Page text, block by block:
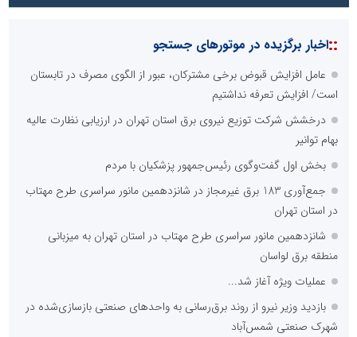
::اخبار برگزیده در موتورهای جستجو
عامل افزایش قبوض برخی مشترکان، عبور از الگوی مصرف در تابستان
است/ افزایش تعرفه نداشتیم
درخشش شرکت توزیع نیروی برق استان تهران در ارزیابی نظارت عالیه
بهام توانیر
بخش اول گفت‌وگوی رئیس‌جمهور پزشکیان با مردم
جمع‌آوری 183 برق غیرمجاز در شانزدهمین مانور سراسری طرح مهتاب
در استان تهران
شانزدهمین مانور سراسری طرح مهتاب در استان تهران به میزبانی
منطقه برق لواسان
عملیات ویژه آغاز شد...
بازدید وزیر نیرو از روند برق‌رسانی به واحدهای صنعتی بازسازی‌شده در
شهرک صنعتی شمس‌آباد